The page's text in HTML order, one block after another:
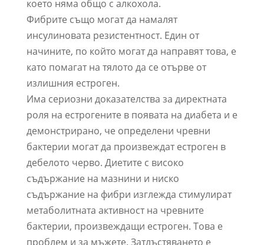
което няма общо с алкохола.
Фибрите също могат да намалят
инсулиновата резистентност. Един от
начините, по който могат да направят това, е
като помагат на тялото да се отърве от
излишния естроген.
Има сериозни доказателства за директната
роля на естрогените в появата на диабета и е
демонстрирано, че определени чревни
бактерии могат да произвеждат естроген в
дебелото черво. Диетите с високо
съдържание на мазнини и ниско
съдържание на фибри изглежда стимулират
метаболитната активност на чревните
бактерии, произвеждащи естроген. Това е
проблем и за мъжете. Затлъстяването е